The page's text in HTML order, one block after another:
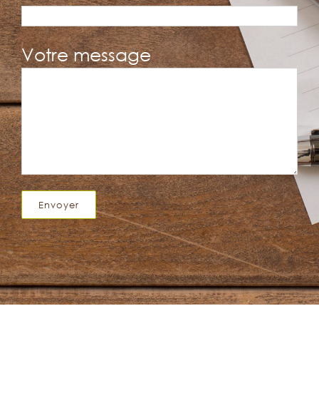
Votre message